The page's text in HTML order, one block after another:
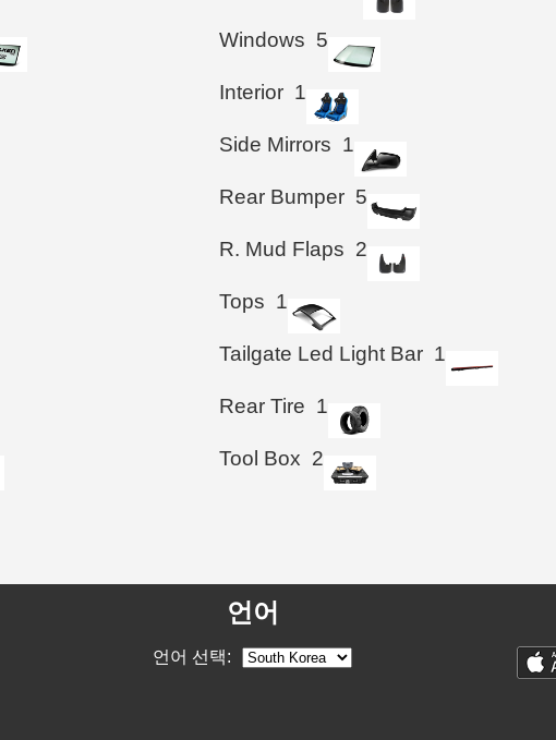
Windows 5
Interior 1
Side Mirrors 1
Rear Bumper 5
R. Mud Flaps 2
Tops 1
Tailgate Led Light Bar 1
Rear Tire 1
Tool Box 2
언어
언어 선택: